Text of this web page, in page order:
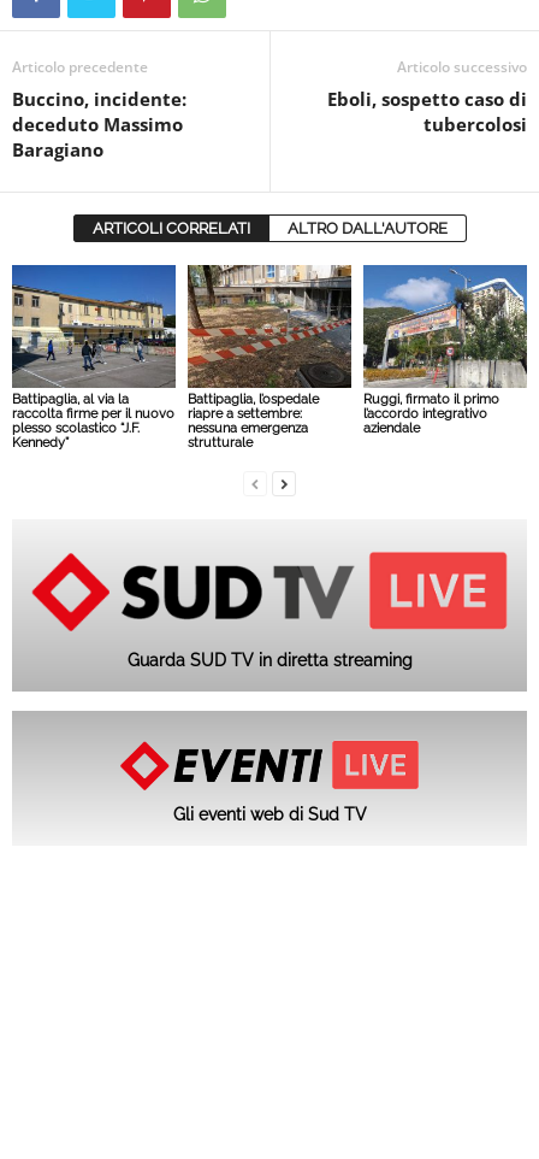
Articolo precedente
Buccino, incidente:
deceduto Massimo
Baragiano
Articolo successivo
Eboli, sospetto caso di
tubercolosi
ARTICOLI CORRELATI ALTRO DALL'AUTORE
Battipaglia, al via la
raccolta firme per il nuovo
plesso scolastico “J.F.
Kennedy”
Battipaglia, l’ospedale
riapre a settembre:
nessuna emergenza
strutturale
Ruggi, firmato il primo
l’accordo integrativo
aziendale
Guarda SUD TV in diretta streaming
Gli eventi web di Sud TV